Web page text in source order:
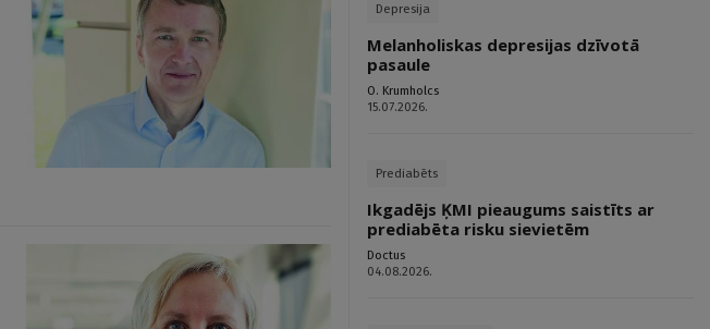
Depresija
Melanholiskas depresijas dzīvotā
pasaule
O. Krumholcs
15.07.2026.
Prediabēts
Ikgadējs ĶMI pieaugums saistīts ar
prediabēta risku sievietēm
Doctus
04.08.2026.